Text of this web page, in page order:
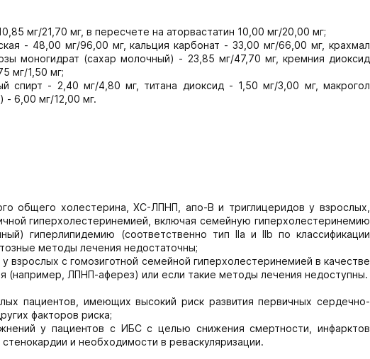
мг/21,70 мг, в пересчете на аторвастатин 10,00 мг/20,00 мг;
- 48,00 мг/96,00 мг, кальция карбонат - 33,00 мг/66,00 мг, крахмал
моногидрат (сахар молочный) - 23,85 мг/47,70 мг, кремния диоксид
мг/1,50 мг;
спирт - 2,40 мг/4,80 мг, титана диоксид - 1,50 мг/3,00 мг, макрогол
- 6,00 мг/12,00 мг.
общего холестерина, ХС-ЛПНП, апо-В и триглицеридов у взрослых,
гиперхолестеринемией, включая семейную гиперхолестеринемию
гиперлипидемию (соответственно тип IIа и IIb по классификации
методы лечения недостаточны;
с гомозиготной семейной гиперхолестеринемией в качестве
(например, ЛПНП-аферез) или если такие методы лечения недоступны.
пациентов, имеющих высокий риск развития первичных сердечно-
факторов риска;
у пациентов с ИБС с целью снижения смертности, инфарктов
и необходимости в реваскуляризации.